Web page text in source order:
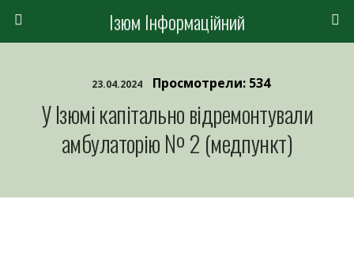
Ізюм Інформаційний
23.04.2024 Просмотрели: 534
У Ізюмі капітально відремонтували
амбулаторію № 2 (медпункт)